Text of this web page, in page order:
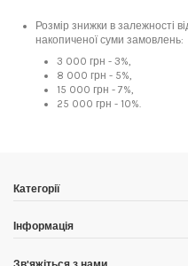
Розмір знижки в залежності
накопиченої суми замовлень:
3 000 грн - 3%,
8 000 грн - 5%,
15 000 грн - 7%,
25 000 грн - 10%.
Категорії
Інформація